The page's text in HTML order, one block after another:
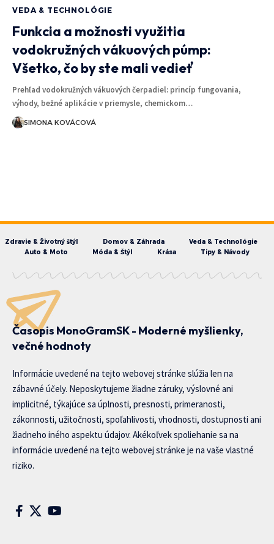
VEDA & TECHNOLÓGIE
Funkcia a možnosti využitia
vodokružných vákuových púmp:
Všetko, čo by ste mali vedieť
Prehľad vodokružných vákuových čerpadiel: princíp fungovania,
výhody, bežné aplikácie v priemysle, chemickom…
SIMONA KOVÁCOVÁ
Zdravie & Životný štýl Domov & Záhrada
Veda & Technológie
Auto & Moto
Móda & Štýl Krása Tipy & Návody
Časopis MonoGramSK - Moderné myšlienky,
večné hodnoty
Informácie uvedené na tejto webovej stránke slúžia len na
zábavné účely. Neposkytujeme žiadne záruky, výslovné ani
implicitné, týkajúce sa úplnosti, presnosti, primeranosti,
zákonnosti, užitočnosti, spoľahlivosti, vhodnosti, dostupnosti ani
žiadneho iného aspektu údajov. Akékoľvek spoliehanie sa na
informácie uvedené na tejto webovej stránke je na vaše vlastné
riziko.